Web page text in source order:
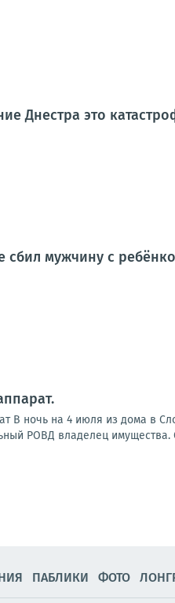
Днестра это
сбил мужчину с
В ночь на 4 июля из дома в
РОВД владелец имущества.
ПАБЛИКИ ФОТО